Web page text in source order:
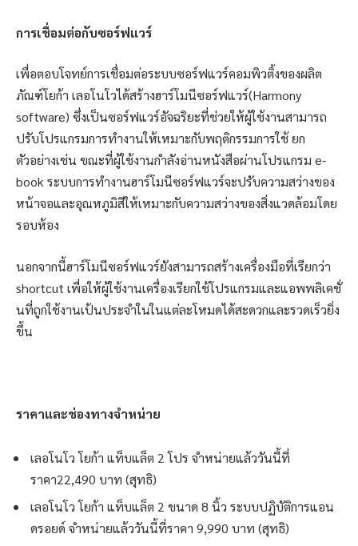
การเชื่อมต่อกับซอร์ฟแวร์
เพื่อตอบโจทย์การเชื่อมต่อระบบซอร์ฟแวร์คอมพิวติ้งของผลิต
ภัณฑ์โยก้า เลอโนโวได้สร้างฮาร์โมนีซอร์ฟแวร์(Harmony
software) ซึ่งเป็นซอร์ฟแวร์อัจฉริยะที่ช่วยให้ผู้ใช้งานสามารถ
ปรับโปรแกรมการทำงานให้เหมาะกับพฤติกรรมการใช้ ยก
ตัวอย่างเช่น ขณะที่ผู้ใช้งานกำลังอ่านหนังสือผ่านโปรแกรม e-
book ระบบการทำงานฮาร์โมนีซอร์ฟแวร์จะปรับความสว่างของ
หน้าจอและอุณหภูมิสีให้เหมาะกับความสว่างของสิ่งแวดล้อมโดย
รอบห้อง
นอกจากนี้ฮาร์โมนีซอร์ฟแวร์ยังสามารถสร้างเครื่องมือที่เรียกว่า
shortcut เพื่อให้ผู้ใช้งานเครื่องเรียกใช้โปรแกรมและแอพพลิเคชั่
นที่ถูกใช้งานเป้นประจำในในแต่ละโหมดได้สะดวกและรวดเร็วยิ่ง
ขึ้น
ราคาและช่องทางจำหน่าย
เลอโนโว โยก้า แท็บแล็ต 2 โปร จำหน่ายแล้ววันนี้ที่
ราคา22,490 บาท (สุทธิ)
เลอโนโว โยก้า แท็บแล็ต 2 ขนาด 8 นิ้ว ระบบปฏิบัติการแอน
ดรอยด์ จำหน่ายแล้ววันนี้ที่ราคา 9,990 บาท (สุทธิ)